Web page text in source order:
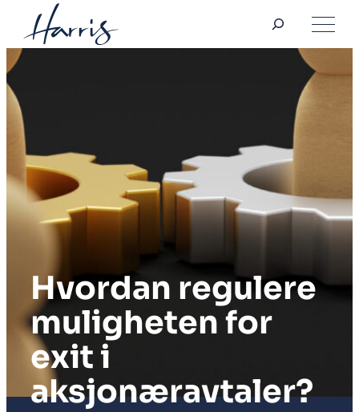
Hopp
til
innhold
Søk
Hvordan regulere
muligheten for
exit i
aksjonæravtaler?